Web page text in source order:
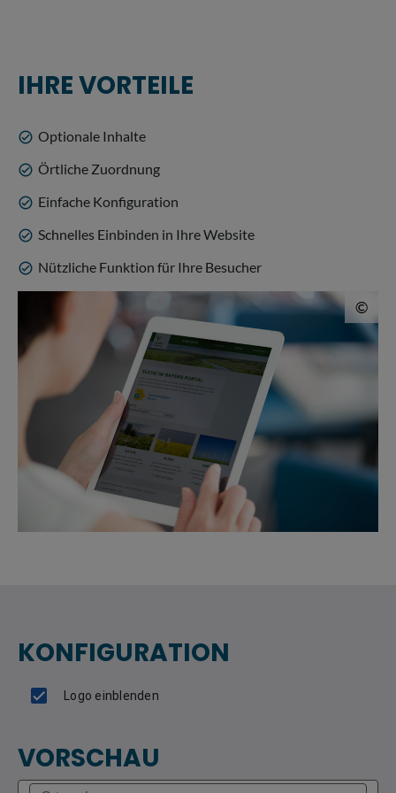
IHRE VORTEILE
check_circle Optionale Inhalte
check_circle Örtliche Zuordnung
check_circle Einfache Konfiguration
check_circle Schnelles Einbinden in Ihre Website
check_circle Nützliche Funktion für Ihre Besucher
©
KONFIGURATION
VORSCHAU